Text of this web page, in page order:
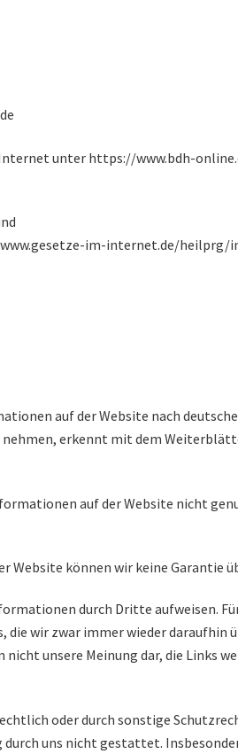
unter https://www.bdh-
im-internet.de/
auf der Website nach
erkennt mit dem
auf der Website nicht
können wir keine Garantie
durch Dritte aufweisen.
die wir zwar immer wieder
unsere Meinung dar, die Links
oder durch sonstige
uns nicht gestattet.